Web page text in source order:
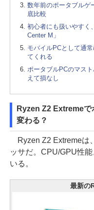
数年前のポータブルゲ
底比較
初心者にも扱いやすく
Center M」
モバイルPCとして通
てくれる
ポータブルPCのマス
えて損なし
Ryzen Z2 Extremeで
変わる？
Ryzen Z2 Extremeは
ッサだ。CPU/GPU性
いる。
最新の